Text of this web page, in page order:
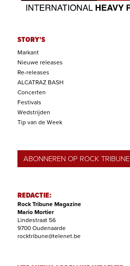
STORY'S
Markant
Nieuwe releases
Re-releases
ALCATRAZ BASH
Concerten
Festivals
Wedstrijden
Tip van de Week
ABONNEREN OP ROCK TRIBUNE
REDACTIE:
Rock Tribune Magazine
Mario Mortier
Lindestraat 56
9700 Oudenaarde
rocktribune@telenet.be